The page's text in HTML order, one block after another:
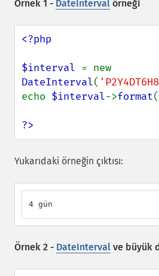
Örnek 1 - DateInterval örneği
<?php
$interval
DateInterval(
echo $interval->format(
?>
Yukarıdaki örneğin çıktısı:
4 gün
Örnek 2 - DateInterval ve büyük